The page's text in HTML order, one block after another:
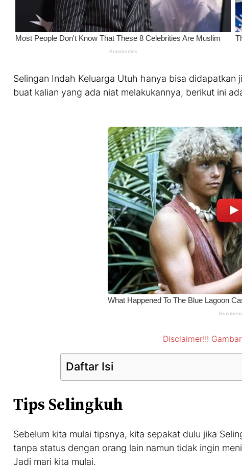
Selingan Indah Keluarga Utuh hanya bisa
buat kalian yang ada niat melakukannya, berikut ini
Disclaimer!!!
Daftar Isi
Tips Selingkuh
Sebelum kita mulai tipsnya, kita sepakat dulu jika
tanpa status dengan orang lain namun tidak ingin
Jadi mari kita mulai.